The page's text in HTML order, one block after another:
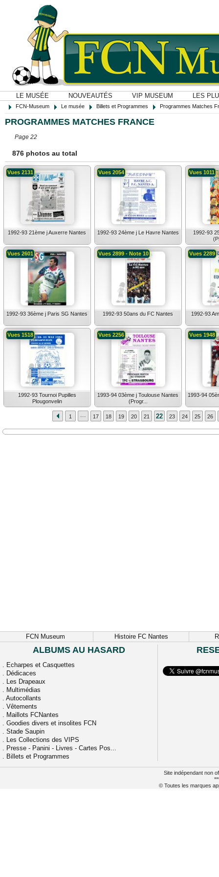
LE MUSÉE NOUVEAUTÉS VIP MUSEUM LES
FCN-Museum Le musée Billets et Programmes Programmes Matches
PROGRAMMES MATCHES FRANCE
Page 22
876 photos au total
1992-93 21ème j Auxerre Nantes
Vues 2131
1992-93 24ème j Le Havre Nantes
Vues 2054
1992-93
Vues 1011
1992-93 36ème j Paris SG Nantes
Vues 2601
1992-93 50ans du FC Nantes
Vues 2899 - Note 10
1992-93
Vues 2289
1992-93 Tournoi Pupilles
Plougonvelin
Vues 1518
1993-94 03ème j Toulouse Nantes
(Progr...
Vues 2256
1993-94
Vues 1948
1 ... 17 18 19 20 21 22 23 24 25 26
FCN Museum Histoire FC Nantes
ALBUMS AU HASARD
. Echarpes et Casquettes
. Dédicaces
. Les Drapeaux
. Multimédias
. Autocollants
. Vêtements
. Maillots FCNantes
. Goodies divers et insolites FCN
. Stade Saupin
. Les Collections des VIPS
. Presse - Panini - Livres - Cartes Pos...
. Billets et Programmes
Site indépendant non
© Toutes les marques